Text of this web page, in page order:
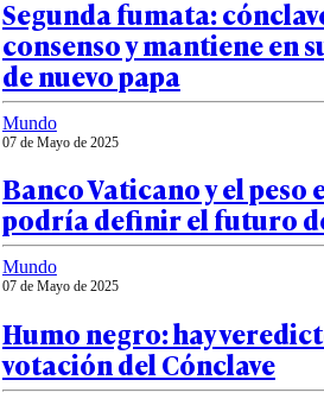
Segunda fumata:
consenso y mantiene en
de nuevo papa
Mundo
07 de Mayo de 2025
Banco Vaticano y el peso
podría definir el futuro
Mundo
07 de Mayo de 2025
Humo negro: hay
votación del Cónclave